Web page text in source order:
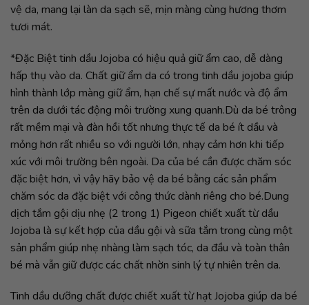
vệ da, mang lại làn da sạch sẽ, mịn màng cùng hương thơm
tươi mát.
*Đặc Biệt tinh dầu Jojoba có hiệu quả giữ ẩm cao, dễ dàng
hấp thụ vào da. Chất giữ ẩm da có trong tinh dầu jojoba giúp
hình thành lớp màng giữ ẩm, hạn chế sự mất nước và độ ẩm
trên da dưới tác động môi trường xung quanh.Dù da bé trông
rất mềm mại và đàn hồi tốt nhưng thực tế da bé ít dầu và
mỏng hơn rất nhiều so với người lớn, nhạy cảm hơn khi tiếp
xúc với môi trường bên ngoài. Da của bé cần được chăm sóc
đặc biệt hơn, vì vậy hãy bảo vệ da bé bằng các sản phẩm
chăm sóc da đặc biệt với công thức dành riêng cho bé.Dung
dịch tắm gội dịu nhẹ (2 trong 1) Pigeon chiết xuất từ dầu
Jojoba là sự kết hợp của dầu gội và sữa tắm trong cùng một
sản phẩm giúp nhẹ nhàng làm sạch tóc, da đầu và toàn thân
bé mà vẫn giữ được các chất nhờn sinh lý tự nhiên trên da.
Tinh dầu dưỡng chất được chiết xuất từ hạt Jojoba giúp da bé